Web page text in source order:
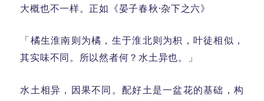
大概也不一样。正如《晏子春秋·杂下之六》
「橘生淮南则为橘，生于淮北则为枳，叶徒相似，
其实味不同。所以然者何？水土异也。」
水土相异，因果不同。配好土是一盆花的基础，构